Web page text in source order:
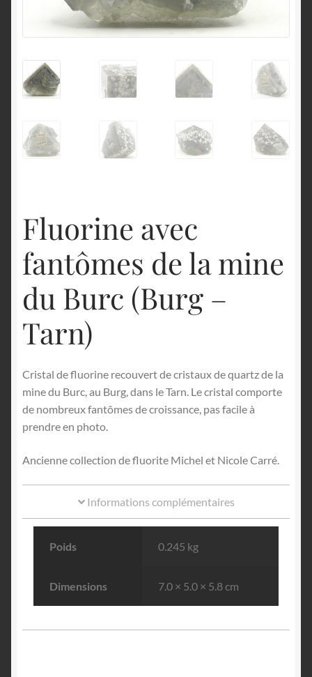
Fluorine avec
fantômes de la mine
du Burc (Burg –
Tarn)
Cristal de fluorine recouvert de cristaux de quartz de la
mine du Burc, au Burg, dans le Tarn. Le cristal comporte
de nombreux fantômes de croissance, pas facile à
prendre en photo.
Ancienne collection de fluorite Michel et Nicole Carré.
Informations complémentaires
Poids 0.245 kg
Dimensions 7.0 × 5.0 × 5.8 cm